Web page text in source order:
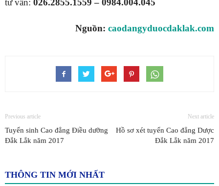
tư vấn: 026.2855.1559 – 0984.004.045
Nguồn: caodangyduocdaklak.com
Previous article
Tuyển sinh Cao đẳng Điều dưỡng
Đắk Lắk năm 2017
Next article
Hồ sơ xét tuyển Cao đẳng Dược
Đắk Lắk năm 2017
THÔNG TIN MỚI NHẤT